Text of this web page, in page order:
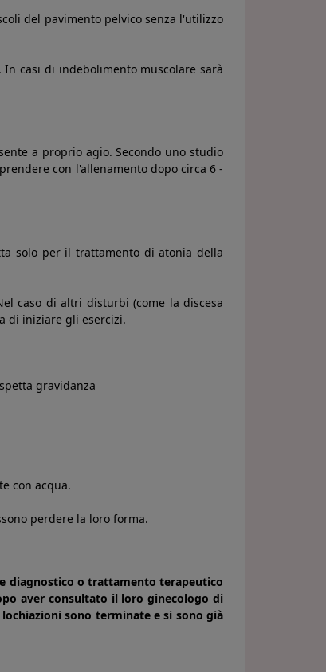
del pavimento pelvico senza l'utilizzo
casi di indebolimento muscolare sarà
a proprio agio. Secondo uno studio
con l'allenamento dopo circa 6 -
solo per il trattamento di atonia della
caso di altri disturbi (come la discesa
di iniziare gli esercizi.
gravidanza
con acqua.
perdere la loro forma.
diagnostico o trattamento terapeutico
aver consultato il loro ginecologo di
sono terminate e si sono già